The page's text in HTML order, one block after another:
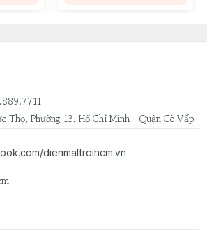
Thọ, Phường 13, Hồ Chí Minh - Quận Gò Vấp
dienmattroihcm.vn